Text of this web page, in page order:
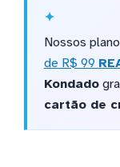
Nossos
de R$ 99
Kondado
cartão de